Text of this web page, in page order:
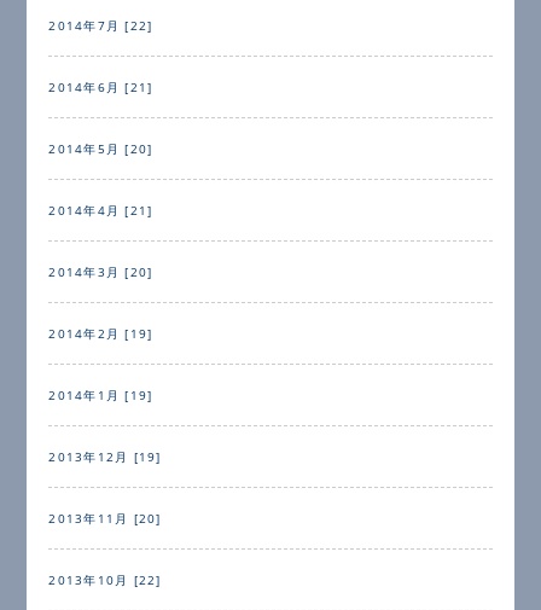
2014年7月 [22]
2014年6月 [21]
2014年5月 [20]
2014年4月 [21]
2014年3月 [20]
2014年2月 [19]
2014年1月 [19]
2013年12月 [19]
2013年11月 [20]
2013年10月 [22]